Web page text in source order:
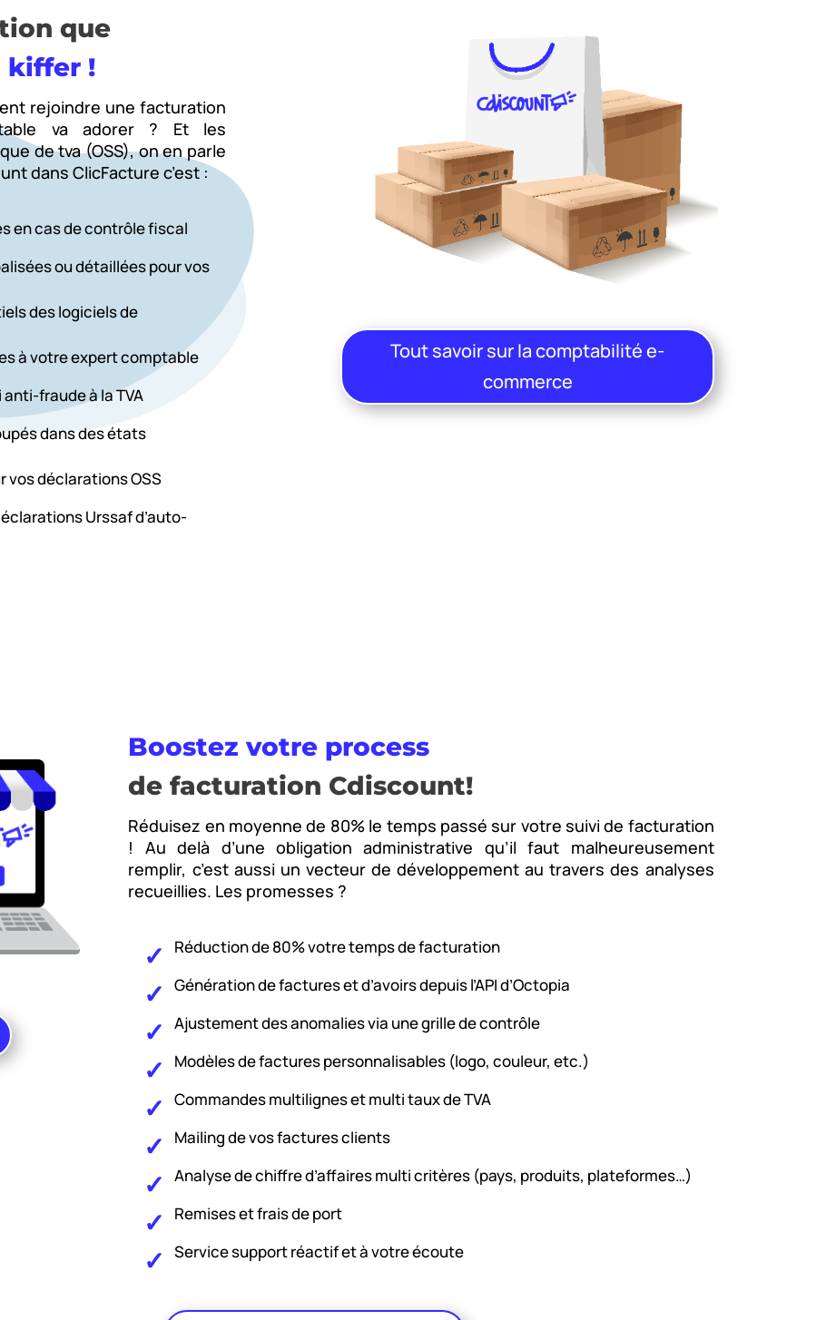
que
kiffer !
rejoindre une facturation
va adorer ? Et les
de tva (OSS), on en parle
dans ClicFacture c’est :
en cas de contrôle fiscal
ou détaillées pour vos
des logiciels de
à votre expert comptable
fraude à la TVA
dans des états
vos déclarations OSS
Urssaf d’auto-
Tout savoir sur la comptabilité e-
commerce
Boostez votre process
de facturation Cdiscount!
Réduisez en moyenne de 80% le temps passé sur votre suivi de facturation
! Au delà d’une obligation administrative qu’il faut malheureusement
remplir, c’est aussi un vecteur de développement au travers des analyses
recueillies. Les promesses ?
Réduction de 80% votre temps de facturation
Génération de factures et d’avoirs depuis l’API d’Octopia
Ajustement des anomalies via une grille de contrôle
Modèles de factures personnalisables (logo, couleur, etc.)
Commandes multilignes et multi taux de TVA
Mailing de vos factures clients
Analyse de chiffre d’affaires multi critères (pays, produits, plateformes…)
Remises et frais de port
Service support réactif et à votre écoute